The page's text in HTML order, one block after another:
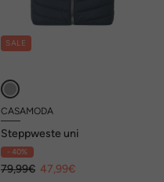
SALE
CASAMODA
Steppweste uni
- 40%
79,99€ 47,99€